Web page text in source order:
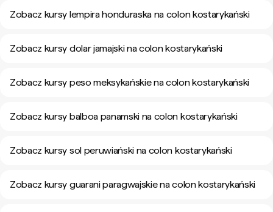
Zobacz kursy lempira honduraska na colon kostarykański
Zobacz kursy dolar jamajski na colon kostarykański
Zobacz kursy peso meksykańskie na colon kostarykański
Zobacz kursy balboa panamski na colon kostarykański
Zobacz kursy sol peruwiański na colon kostarykański
Zobacz kursy guarani paragwajskie na colon kostarykański